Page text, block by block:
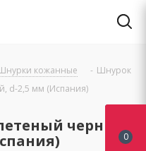
кожанные - Шнурок
d-2,5 мм (Испания)
черный,
0